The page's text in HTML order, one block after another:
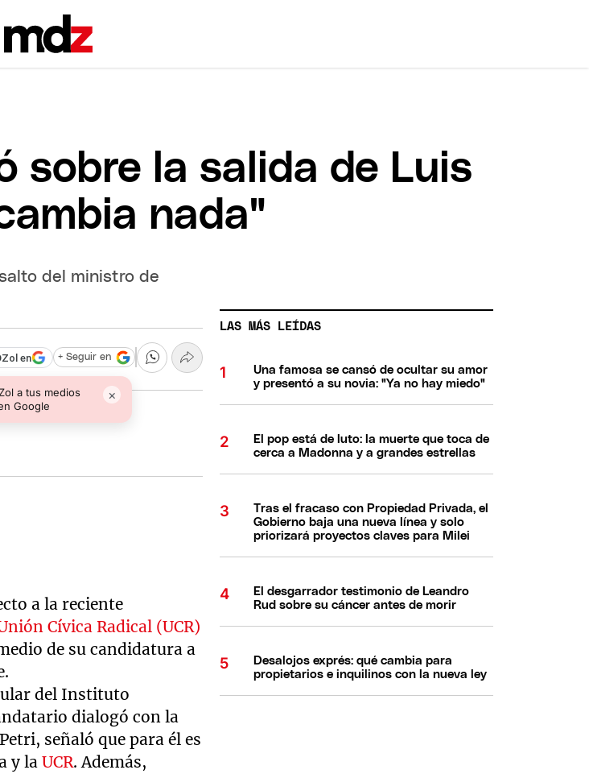
sobre la salida de Luis
nada"
del ministro de
en
a tus medios
Google
×
+ Seguir en
a la reciente
Cívica Radical (UCR)
de su candidatura a
del Instituto
dialogó con la
señaló que para él es
y laUCR. Además,
LAS MÁS LEÍDAS
Una famosa se cansó de ocultar su amor
y presentó a su novia: "Ya no hay miedo"
El pop está de luto: la muerte que toca de
cerca a Madonna y a grandes estrellas
Tras el fracaso con Propiedad Privada, el
Gobierno baja una nueva línea y solo
priorizará proyectos claves para Milei
El desgarrador testimonio de Leandro
Rud sobre su cáncer antes de morir
Desalojos exprés: qué cambia para
propietarios e inquilinos con la nueva ley